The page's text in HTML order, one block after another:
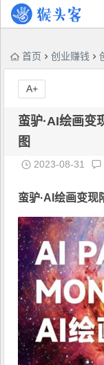
首页 创业赚钱
蛮驴·AI绘画变
图
2023-08-31
蛮驴·AI绘画变现
A+